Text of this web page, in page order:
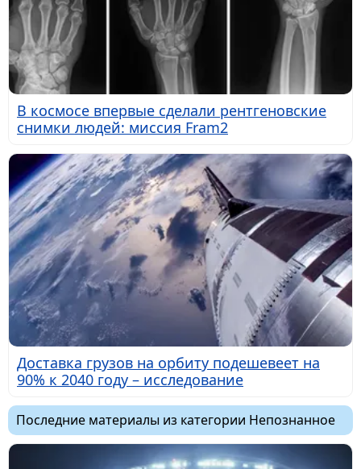
В космосе впервые сделали рентгеновские
снимки людей: миссия Fram2
Доставка грузов на орбиту подешевеет на
90% к 2040 году – исследование
Последние материалы из категории Непознанное